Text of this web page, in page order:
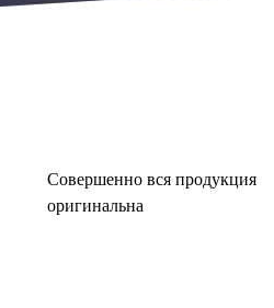
Совершенно вся продукция
оригинальна